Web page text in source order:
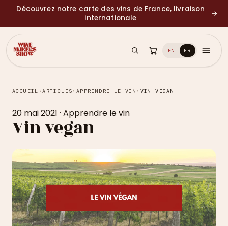
Découvrez notre carte des vins de France, livraison
internationale
→
EN FR
ACCUEIL ›ARTICLES › APPRENDRE LE VIN › VIN VEGAN
20 mai 2021 · Apprendre le vin
Vin vegan